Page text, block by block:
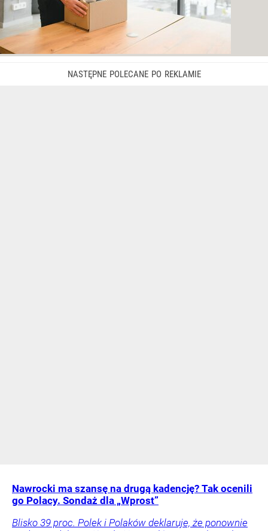
Nawrocki ma szansę na drugą kadencję? Tak ocenili
go Polacy. Sondaż dla „Wprost”
Blisko 39 proc. Polek i Polaków deklaruje, że ponownie